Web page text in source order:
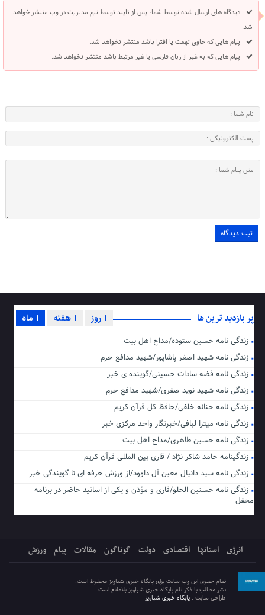
دیدگاه های ارسال شده توسط شما، پس از تایید توسط تیم مدیریت در وب منتشر خواهد
شد.
پیام هایی که حاوی تهمت یا افترا باشد منتشر نخواهد شد.
پیام هایی که به غیر از زبان فارسی یا غیر مرتبط باشد منتشر نخواهد شد.
پر بازدید ترین ها 1 ماه 1 هفته 1 روز
زندگی نامه حسین ستوده/مداح اهل بیت
زندگی نامه شهید اصغر پاشاپور/شهید مدافع حرم
زندگی نامه فضه سادات حسینی/گوینده ی خبر
زندگی نامه شهید نوید صفری/شهید مدافع حرم
زندگی نامه حنانه خلفی/حافظ کل قرآن کریم
زندگی نامه میترا لبافی/خبرنگار واحد مرکزی خبر
زندگی نامه حسین طاهری/مداح اهل بیت
زندگینامه حامد شاکر نژاد / قاری بین المللی قرآن کریم
زندگی نامه سید دانیال معین آل داوود/از ورزش حرفه ای تا گویندگی خبر
زندگی نامه حسنین الحلو/قاری و مؤذن و یکی از اساتید حاضر در برنامه
محفل
انرژی استانها اقتصادی دولت گوناگون مقالات پیام ورزش
تمام حقوق این وب سایت برای پایگاه خبری شباویز محفوظ است.
نشر مطالب با ذکر نام پایگاه خبری شباویز بلامانع است.
طراحی سایت : پایگاه خبری شباویز